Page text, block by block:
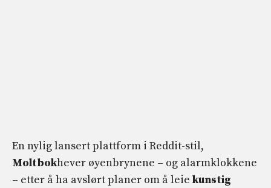
En nylig lansert plattform i Reddit-stil,
Moltbokhever øyenbrynene – og alarmklokkene
– etter å ha avslørt planer om å leie kunstig